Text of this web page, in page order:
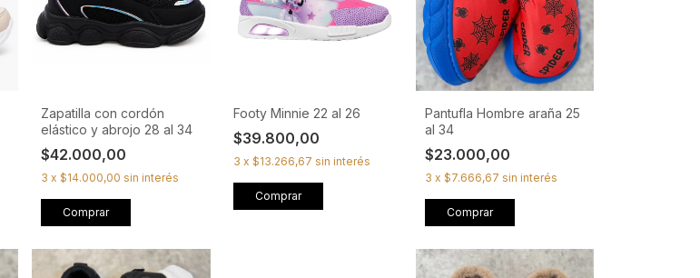
Zapatilla con cordón
elástico y abrojo 28 al 34
$42.000,00
3 x$14.000,00 sin interés
Comprar
Footy Minnie 22 al 26
$39.800,00
3 x $13.266,67 sin interés
Comprar
Pantufla Hombre araña 25
al 34
$23.000,00
3 x $7.666,67 sin interés
Comprar